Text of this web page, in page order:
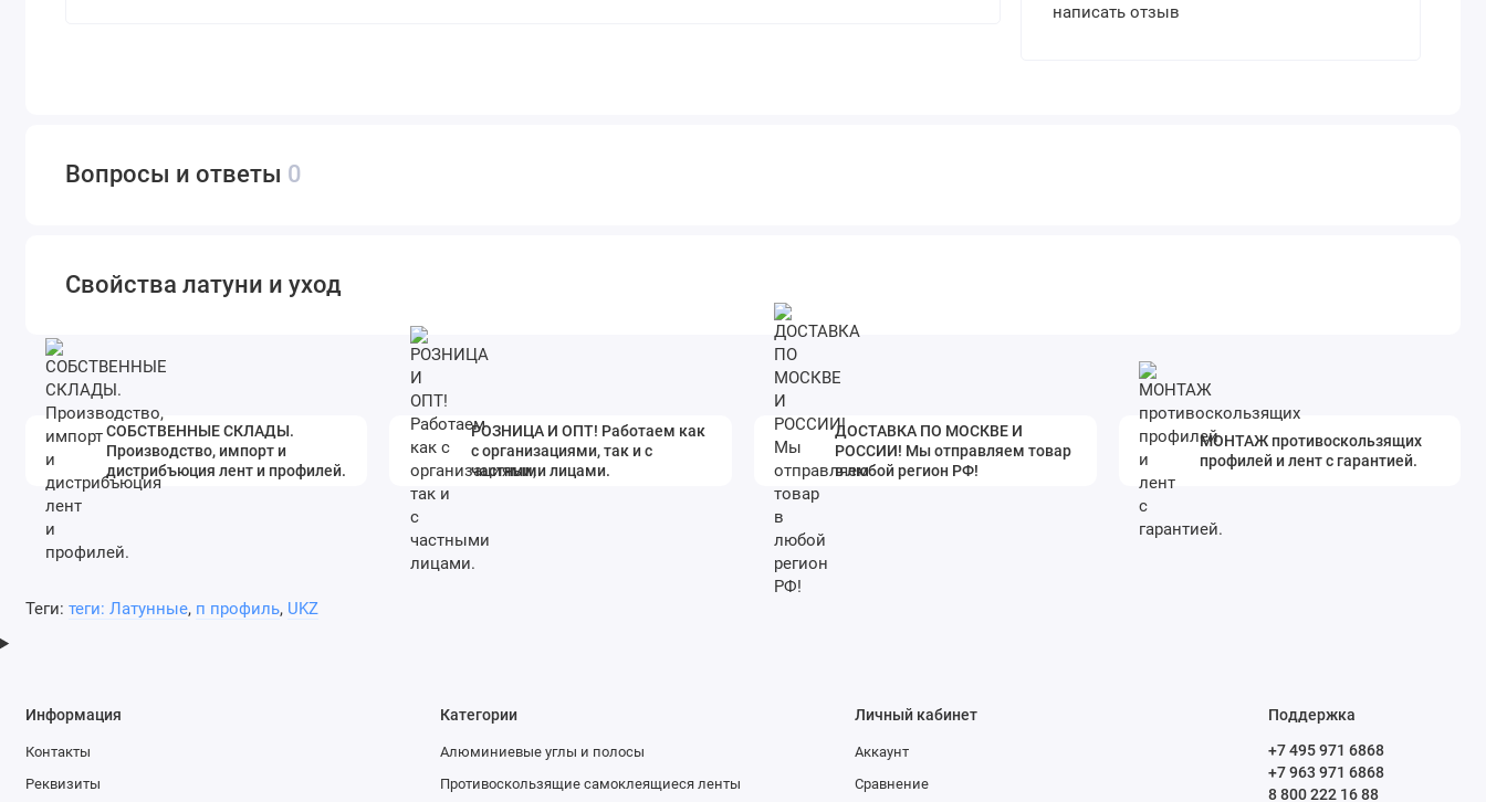
написать отзыв
Вопросы и ответы 0
Свойства латуни и уход
СОБСТВЕННЫЕ СКЛАДЫ.
Производство, импорт и
дистрибъюция лент и профилей.
РОЗНИЦА И ОПТ! Работаем как
с организациями, так и с
частными лицами.
ДОСТАВКА ПО МОСКВЕ И
РОССИИ! Мы отправляем товар
в любой регион РФ!
МОНТАЖ противоскользящих
профилей и лент с гарантией.
Теги: теги: Латунные, п профиль, UKZ
Информация
Контакты
Реквизиты
Категории
Алюминиевые углы и полосы
Противоскользящие самоклеящиеся ленты
Личный кабинет
Аккаунт
Сравнение
Поддержка
+7 495 971 6868
+7 963 971 6868
8 800 222 16 88